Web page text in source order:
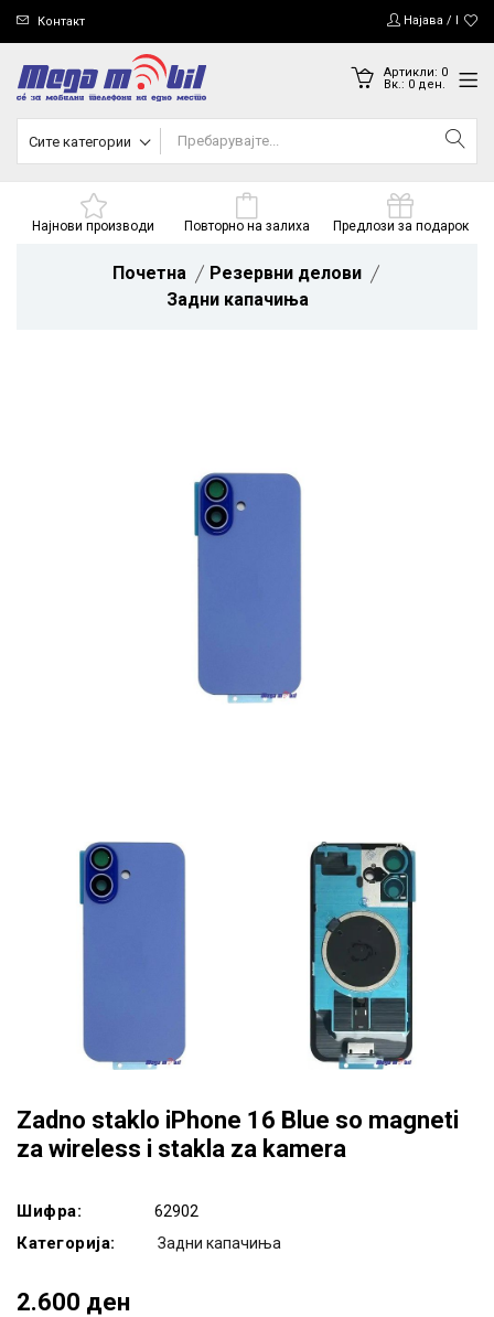
Контакт Најава /
Артикли: 0
Вк.: 0ден.
Сите категории
Најнови производи Повторно на залиха Предлози за подарок
Почетна
Резервни делови
Задни капачиња
Zadno staklo iPhone 16 Blue so magneti
za wireless i stakla za kamera
Шифра: 62902
Категорија: Задни капачиња
2.600 ден